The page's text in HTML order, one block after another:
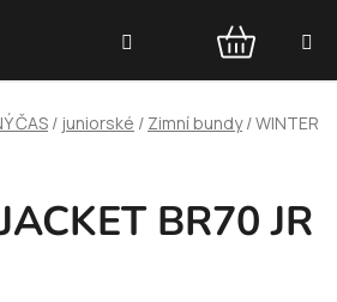
NÁKUPNÍ
KOŠÍK
ČAS / juniorské / Zimní bundy /WINTER
BR70 JR